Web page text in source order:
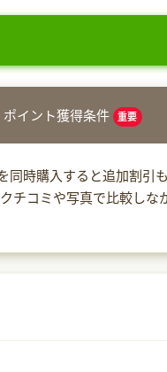
ポイント獲得条件 重要
同時購入すると追加割引
チコミや写真で比較しな